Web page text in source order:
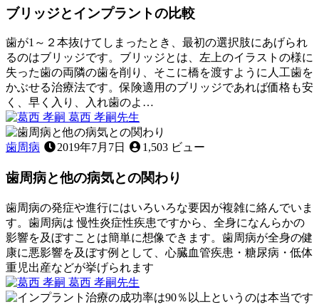
を
ご
存
知
で
す
か？
26
日
と
ン
プ
ラ
ン
ト
の
比
較
ブリッジとインプラントの比較
歯が1～２本抜けてしまったとき、最初の選択肢にあげられ
るのはブリッジです。ブリッジとは、左上のイラストの様に
失った歯の両隣の歯を削り、そこに橋を渡すように人工歯を
かぶせる治療法です。保険適用のブリッジであれば価格も安
く、早く入り、入れ歯のよ…
葛西 孝嗣先生
年
8
15
日
ブ
リ
ジ
イ
ン
プ
ラ
ン
ト
の
歯周病 2019年7月7日 1,503 ビュー
歯周病と他の病気との関わり
歯周病の発症や進行にはいろいろな要因が複雑に絡んでいま
す。歯周病は 慢性炎症性疾患ですから、全身になんらかの
影響を及ぼすことは簡単に想像できます。歯周病が全身の健
康に悪影響を及ぼす例として、心臓血管疾患・糖尿病・低体
重児出産などが挙げられます
葛西 孝嗣先生
年
歯